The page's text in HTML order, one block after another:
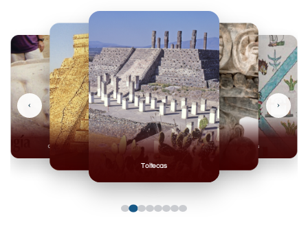
Toltecas
Mexicas
Olmecas
‹ ›